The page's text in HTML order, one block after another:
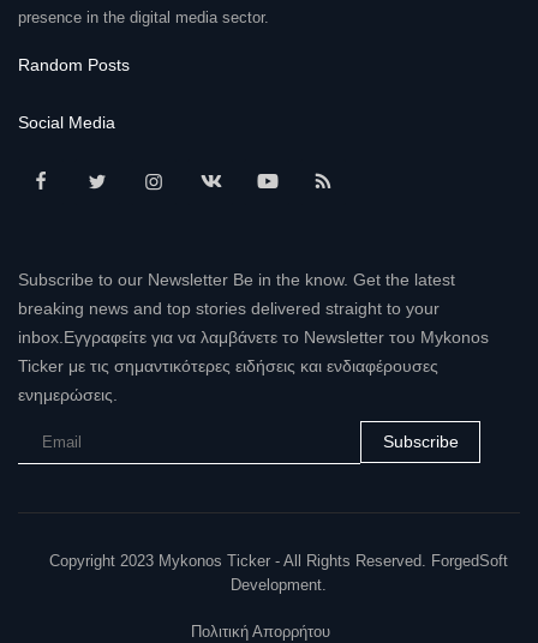
presence in the digital media sector.
Random Posts
Social Media
Subscribe to our Newsletter Be in the know. Get the latest
breaking news and top stories delivered straight to your
inbox.Εγγραφείτε για να λαμβάνετε το Newsletter του Mykonos
Ticker με τις σημαντικότερες ειδήσεις και ενδιαφέρουσες
ενημερώσεις.
Subscribe
Copyright 2023 Mykonos Ticker - All Rights Reserved. ForgedSoft
Development.
Πολιτική Απορρήτου